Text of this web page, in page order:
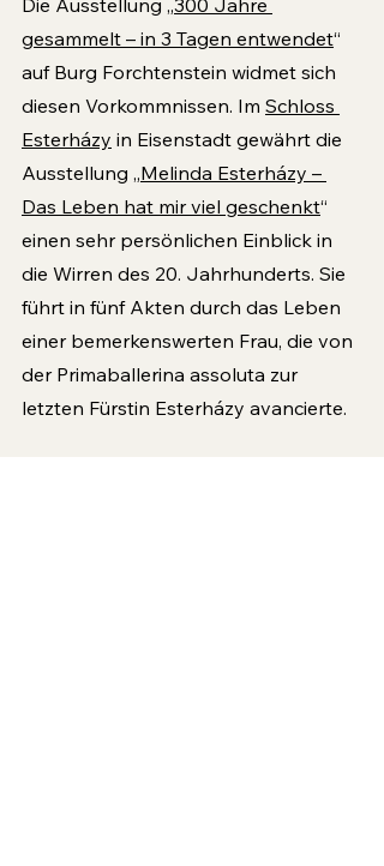
gesammelt – in 3 Tagen entwendet“
auf Burg Forchtenstein widmet sich
diesen Vorkomm­nissen. Im Schloss
Esterházy in Eisenstadt gewährt die
Ausstellung „Melinda Esterházy –
Das Leben hat mir viel geschenkt“
einen sehr persönlichen Einblick in
die Wirren des 20. Jahrhunderts. Sie
führt in fünf Akten durch das Leben
einer bemerkenswerten Frau, die von
der Primaballerina assoluta zur
letzten Fürstin Esterházy avancierte.